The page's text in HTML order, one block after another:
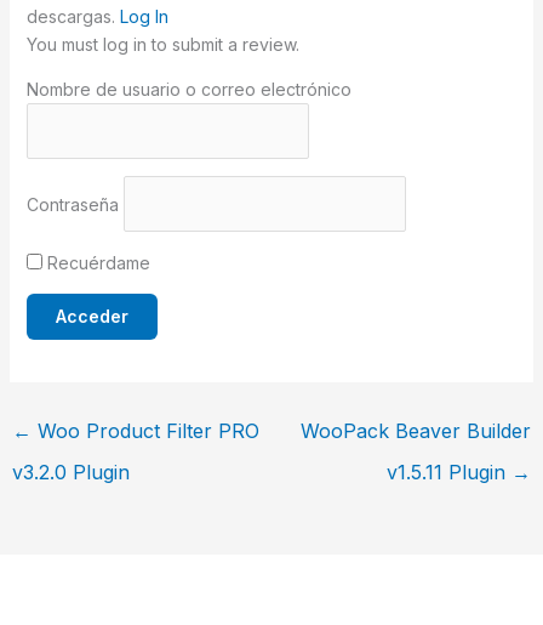
descargas. Log In
You must log in to submit a review.
Nombre de usuario o correo electrónico
Contraseña
Recuérdame
← Woo Product Filter PRO
v3.2.0 Plugin
WooPack Beaver Builder
v1.5.11 Plugin →